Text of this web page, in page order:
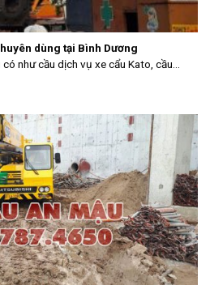
dùng tại Bình Dương
như cầu dịch vụ xe cẩu Kato, cầu...